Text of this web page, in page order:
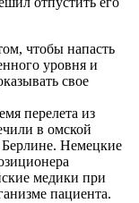
чтобы напасть
уровня и
свое
перелета из
в омской
Берлине. Немецкие
медики при
пациента.